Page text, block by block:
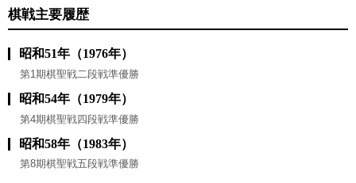
棋戦主要履歴
昭和51年（1976年）
第1期棋聖戦二段戦準優勝
昭和54年（1979年）
第4期棋聖戦四段戦準優勝
昭和58年（1983年）
第8期棋聖戦五段戦準優勝